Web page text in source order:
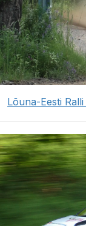
Lõuna-Eesti